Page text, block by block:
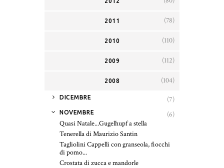
2011 (78)
2010 (110)
2009 (112)
2008 (104)
► DICEMBRE (7)
▼ NOVEMBRE
(6)
Quasi Natale...Gugelhupf a stella
Tenerella di Maurizio Santin
Tagliolini Cappelli con granseola, fiocchi
di pomo...
Crostata di zucca e mandorle